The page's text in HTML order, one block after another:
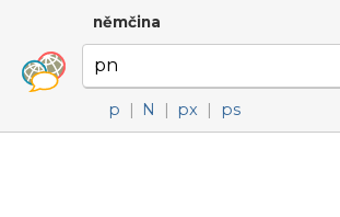
němčina
p | N | px | ps